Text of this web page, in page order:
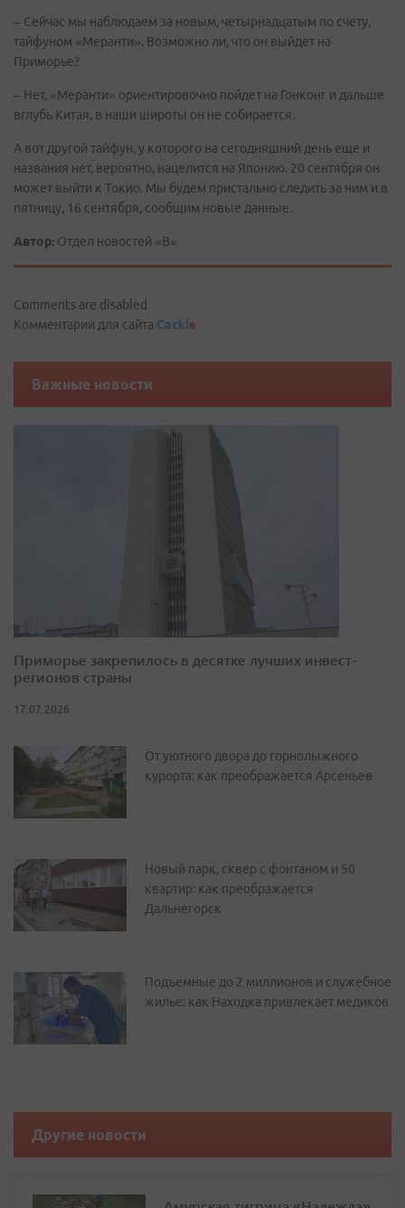
– Сейчас мы наблюдаем за новым, четырнадцатым по счету,
тайфуном «Меранти». Возможно ли, что он выйдет на
Приморье?
– Нет, «Меранти» ориентировочно пойдет на Гонконг и дальше
вглубь Китая, в наши широты он не собирается.
А вот другой тайфун, у которого на сегодняшний день еще и
названия нет, вероятно, нацелится на Японию. 20 сентября он
может выйти к Токио. Мы будем пристально следить за ним и в
пятницу, 16 сентября, сообщим новые данные.
Автор: Отдел новостей «В»
Comments are disabled
Комментарии для сайта Cackle
Важные новости
Приморье закрепилось в десятке лучших инвест-
регионов страны
17.07.2026
От уютного двора до горнолыжного
курорта: как преображается Арсеньев
Новый парк, сквер с фонтаном и 50
квартир: как преображается
Дальнегорск
Подъемные до 2 миллионов и служебное
жилье: как Находка привлекает медиков
Другие новости